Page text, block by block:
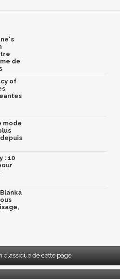
de
of
mode
: 10
classique de cette page